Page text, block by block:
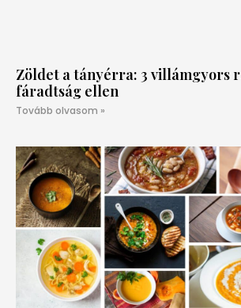
Zöldet a tányérra: 3 villámgyors
fáradtság ellen
Tovább olvasom »